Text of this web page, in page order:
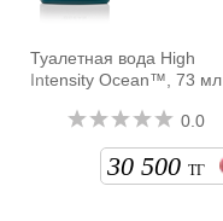
Туалетная вода High
Intensity Ocean™, 73 мл
0.0
30 500 ТГ